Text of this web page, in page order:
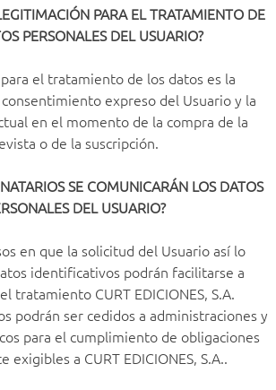
PARA EL TRATAMIENTO DE
PERSONALES DEL USUARIO?
el tratamiento de los datos es la
expreso del Usuario y la
en el momento de la compra de la
o de la suscripción.
SE COMUNICARÁN LOS DATOS
DEL USUARIO?
en que la solicitud del Usuario así lo
identificativos podrán facilitarse a
tratamiento CURT EDICIONES, S.A.
podrán ser cedidos a administraciones y
para el cumplimiento de obligaciones
exigibles a CURT EDICIONES, S.A..